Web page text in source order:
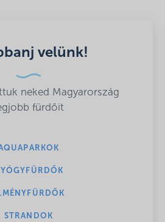
velünk!
neked Magyarország
fürdőit
STRANDOK